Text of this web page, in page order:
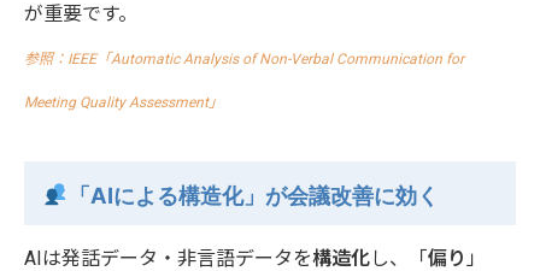
が重要です。
参照：IEEE「Automatic Analysis of Non-Verbal Communication for
Meeting Quality Assessment」
「AIによる構造化」が会議改善に効く
AIは発話データ・非言語データを構造化し、「偏り 」